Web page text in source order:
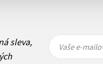
sleva,
Vaše e-
mailová
Vaše e-
mailová
Vaše e-